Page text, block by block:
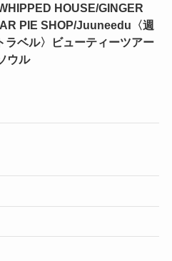
HOUSE/GINGER
PIE SHOP/Juuneedu〈週
ラベル〉ビューティーツアー
ウル